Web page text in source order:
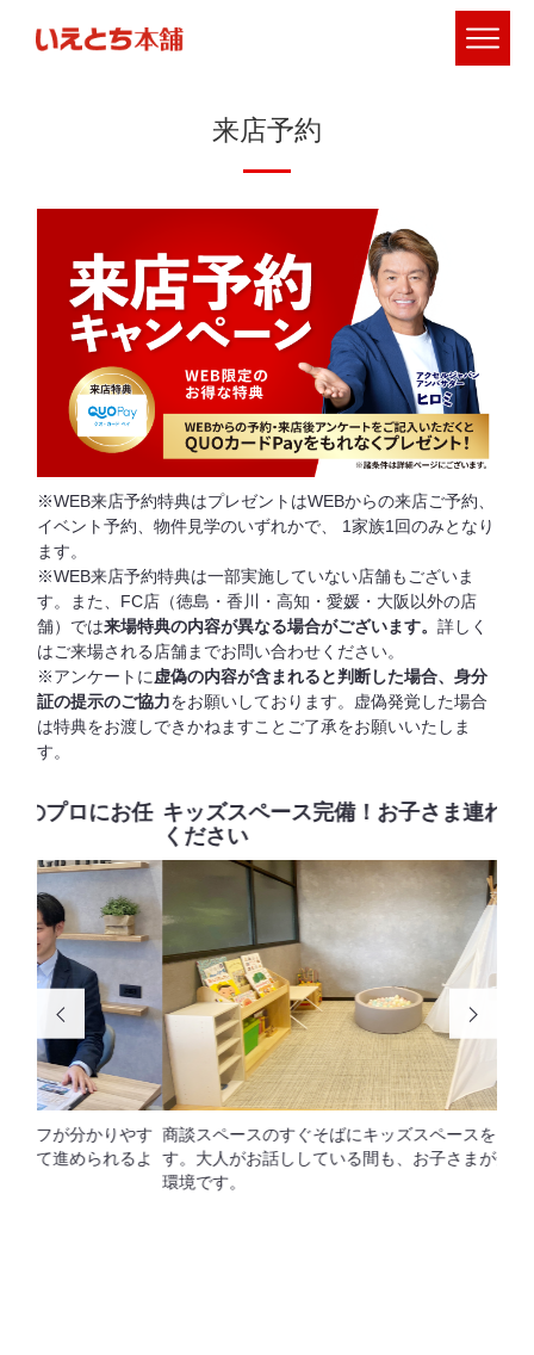
来店予約
WEB来店予約特典はプレゼントはWEBからの来店ご予約、
イベント予約、物件⾒学のいずれかで、
1家族1回のみとなり
ます。
WEB来店予約特典は一部実施していない店舗もございま
す。また、FC店（徳島・⾹川・⾼知・愛媛・⼤阪以外の店
舗）では来場特典の内容が異なる場合がございます。詳しく
はご来場される店舗までお問い合わせください。
アンケートに虚偽の内容が含まれると判断した場合、身分
証の提示のご協力をお願いしております。虚偽発覚した場合
は特典をお渡しできかねますことご了承をお願いいたしま
す。
キッズスペース完備！お子さま連れでもご安心
商談スペースのすぐそばにキッズスペースをご用意していま
す。大人がお話ししている間も、お子さまが安心して遊べる